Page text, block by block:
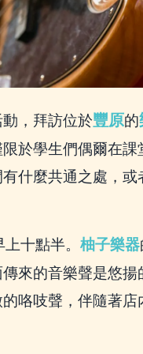
，拜訪位於豐原的
限於學生們偶爾在
什麼共通之處，
十點半。 柚子樂器
來的音樂聲是悠揚
咯吱聲，伴隨著店